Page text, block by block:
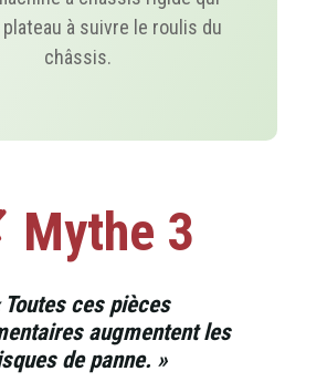
à suivre le roulis du
châssis.
Mythe 3
Toutes ces pièces
augmentent les
de panne. »